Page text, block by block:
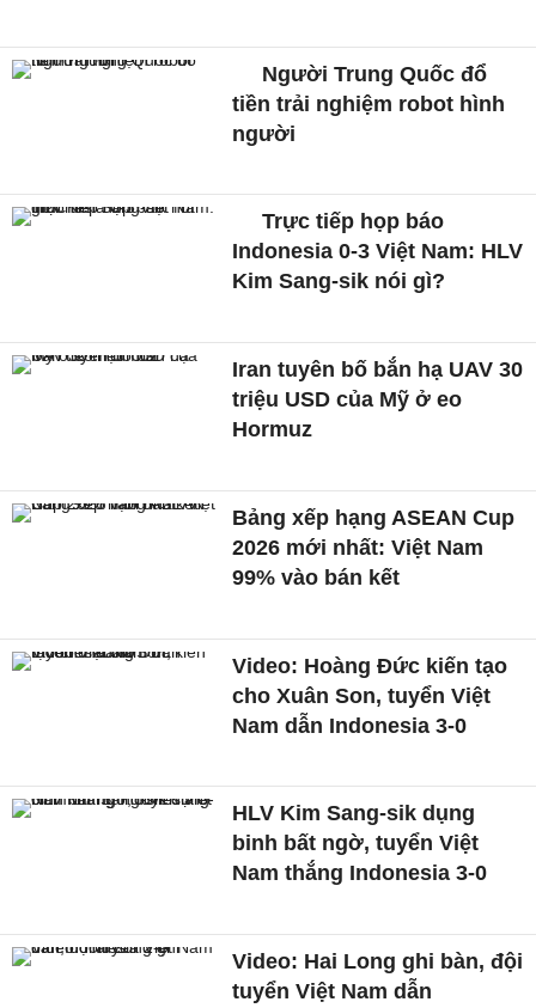
Người Trung Quốc đổ
tiền trải nghiệm robot hình
người
Trực tiếp họp báo
Indonesia 0-3 Việt Nam: HLV
Kim Sang-sik nói gì?
Iran tuyên bố bắn hạ UAV 30
triệu USD của Mỹ ở eo
Hormuz
Bảng xếp hạng ASEAN Cup
2026 mới nhất: Việt Nam
99% vào bán kết
Video: Hoàng Đức kiến tạo
cho Xuân Son, tuyển Việt
Nam dẫn Indonesia 3-0
HLV Kim Sang-sik dụng
binh bất ngờ, tuyển Việt
Nam thắng Indonesia 3-0
Video: Hai Long ghi bàn, đội
tuyển Việt Nam dẫn